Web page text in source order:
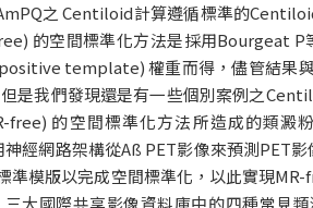
之 Centiloid計算遵循標準的
的空間標準化方法是採用Bourgeat
template) 權重而得，儘管結果
是我們發現還是有一些個別案例之
free) 的空間標準化方法所造成的類
經網路架構從Aß PET影像來預測PET
準模版以完成空間標準化，以此實現
三大國際共享影像資料庫中的四種常